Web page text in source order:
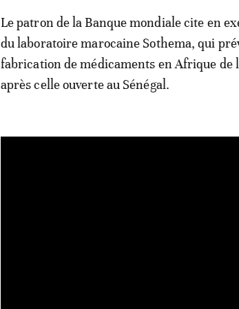
Le patron de la Banque mondiale cite en
du laboratoire marocaine Sothema, qui
fabrication de médicaments en Afrique de
après celle ouverte au Sénégal.